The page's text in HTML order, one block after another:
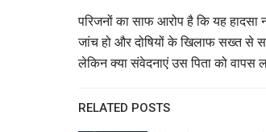
परिजनों का साफ आरोप है कि यह हादसा
जांच हो और दोषियों के खिलाफ सख्त से
लेकिन क्या संवेदनाएं उस पिता को वापस
RELATED POSTS